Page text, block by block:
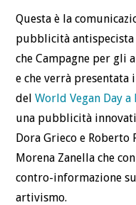
Questa è la
pubblicità
che Campagne per gli
e che verrà presentata
delWorld Vegan Day a
una pubblicità
Dora Grieco e
Morena Zanella che
contro-informazione
artivismo.